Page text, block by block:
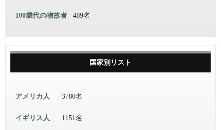
100歳代の物故者 489名
国家別リスト
アメリカ人 3780名
イギリス人 1151名